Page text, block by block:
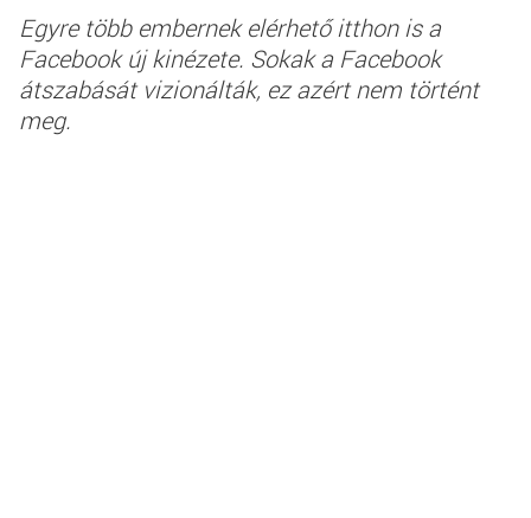
Egyre több embernek elérhető itthon is a
Facebook új kinézete. Sokak a Facebook
átszabását vizionálták, ez azért nem történt
meg.